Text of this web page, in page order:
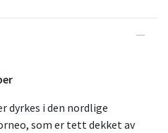
dyrkes i den nordlige
som er tett dekket av